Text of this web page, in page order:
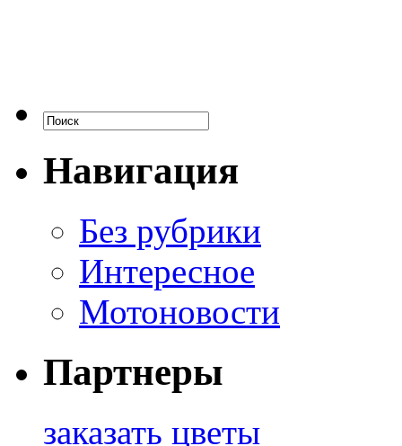
Навигация
Без рубрики
Интересное
Мотоновости
Партнеры
заказать цветы